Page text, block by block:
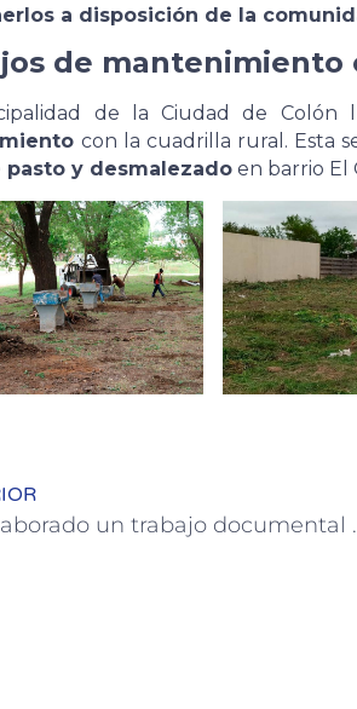
a disposición de la
de mantenimiento
de la Ciudad de Colón
con la cuadrilla rural. Esta
pasto y desmalezado en barrio El
Fue elaborado